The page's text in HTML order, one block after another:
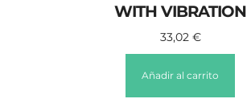
WITH VIBRATION
33,02 €
Añadir al carrito